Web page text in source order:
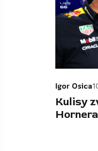
Igor Osica
Kulisy
Hornera